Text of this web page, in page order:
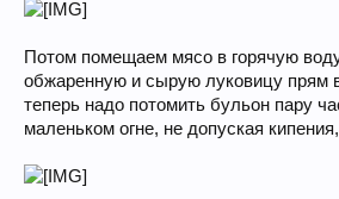
Потом помещаем мясо в горячую
обжаренную и сырую луковицу прям
теперь надо потомить бульон пару
маленьком огне, не допуская